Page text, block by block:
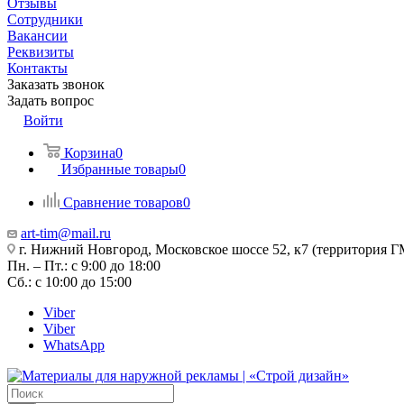
Отзывы
Сотрудники
Вакансии
Реквизиты
Контакты
Заказать звонок
Задать вопрос
Войти
Корзина0
Избранные товары0
Сравнение товаров0
art-tim@mail.ru
г. Нижний Новгород, Московское шоссе 52, к7 (территория
Пн. – Пт.: с 9:00 до 18:00
Сб.: с 10:00 до 15:00
Viber
Viber
WhatsApp